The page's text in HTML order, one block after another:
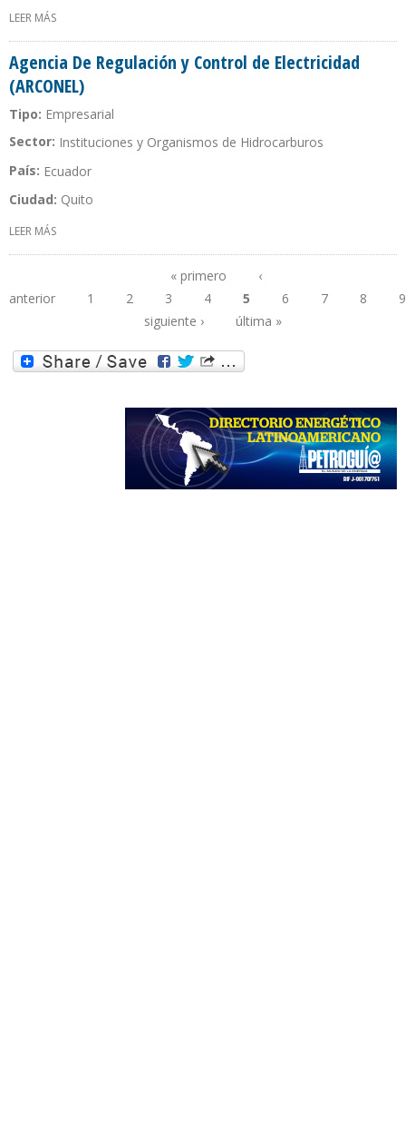
LEER MÁS
Agencia De Regulación y Control de Electricidad
(ARCONEL)
Tipo: Empresarial
Sector: Instituciones y Organismos de Hidrocarburos
País: Ecuador
Ciudad: Quito
LEER MÁS
(ARCONEL)
Páginas
« primero
‹
anterior
1 2 3 4 5 6 7 8
9
siguiente ›
última »